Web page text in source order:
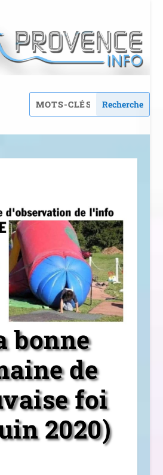
bonne
de
foi
2020)